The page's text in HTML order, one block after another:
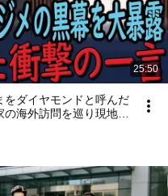
25:50
をダイヤモンドと呼んだ
海外訪問を巡り現地メ
【海外の反応】【皇